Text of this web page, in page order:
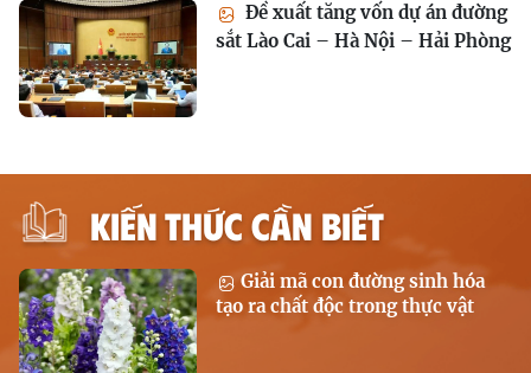
Đề xuất tăng vốn dự án đường
sắt Lào Cai – Hà Nội – Hải Phòng
KIẾN THỨC CẦN BIẾT
Giải mã con đường sinh hóa
tạo ra chất độc trong thực vật